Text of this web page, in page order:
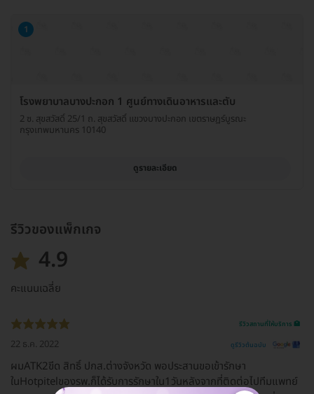
1
โรงพยาบาลบางปะกอก 1 ศูนย์ทางเดินอาหารและตับ
2 ซ. สุขสวัสดิ์ 25/1 ถ. สุขสวัสดิ์ แขวงบางปะกอก เขตราษฏร์บูรณะ
กรุงเทพมหานคร 10140
ดูรายละเอียด
รีวิวของแพ็กเกจ
4.9
คะแนนเฉลี่ย
รีวิวสถานที่ให้บริการ 🏥
22 ธ.ค. 2022 ดูรีวิวต้นฉบับ
ผมATK2ขีด สิทธิ์ ปกส.ต่างจังหวัด พอประสานขอเข้ารักษา
ในHotpitelของรพ.ก็ได้รับการรักษาใน1วันหลังจากที่ติดต่อไปทีมแพทย์